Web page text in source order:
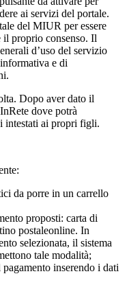
ai servizi del portale.
del MIUR per essere
il proprio consenso. Il
d’uso del servizio
e di
Dopo aver dato il
dove potrà
intestati ai propri figli.
da porre in un carrello
proposti: carta di
postaleonline. In
selezionata, il sistema
tale modalità;
inserendo i dati